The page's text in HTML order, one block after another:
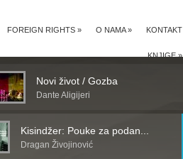
KONTAKT
O NAMA»
FOREIGN RIGHTS »
KNJIGE»
Novi život / Gozba
Dante Aligijeri
Kisindžer: Pouke za podan...
Dragan Živojinović